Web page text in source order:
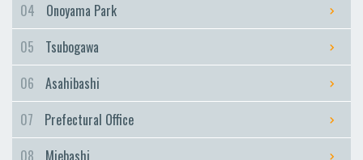
Naha City Hospital
Omoromachi
04
Onoyama Park
05
Tsubogawa
06
Asahibashi
07
Prefectural Office
08
Miebashi